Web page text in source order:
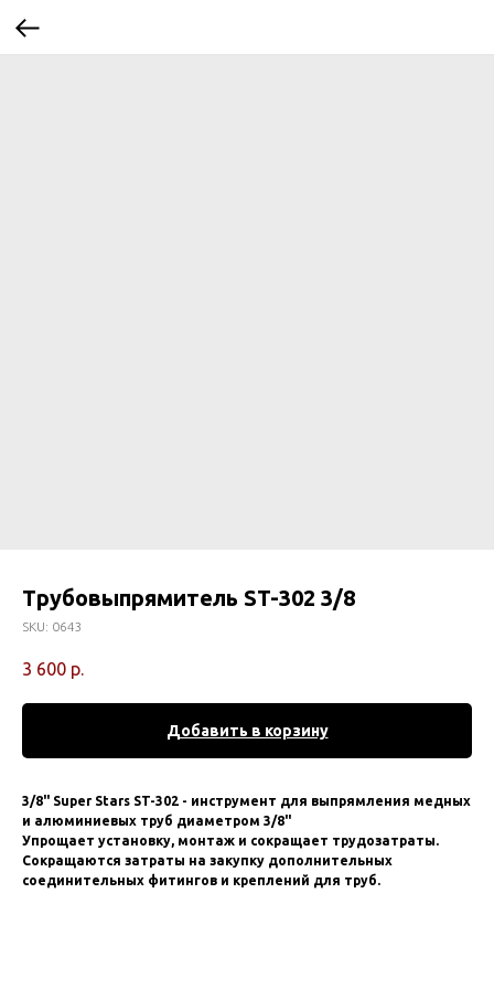
Трубовыпрямитель ST-302 3/8
SKU: 0643
3 600 р.
Добавить в корзину
3/8" Super Stars ST-302 - инструмент для выпрямления медных
и алюминиевых труб диаметром 3/8"
Упрощает установку, монтаж и сокращает трудозатраты.
Сокращаются затраты на закупку дополнительных
соединительных фитингов и креплений для труб.